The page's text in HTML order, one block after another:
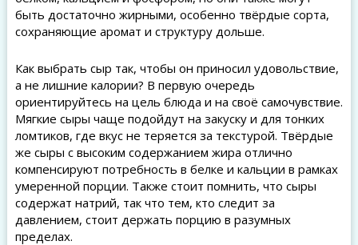
быть достаточно жирными, особенно твёрдые сорта,
сохраняющие аромат и структуру дольше.
Как выбрать сыр так, чтобы он приносил удовольствие,
а не лишние калории? В первую очередь
ориентируйтесь на цель блюда и на своё самочувствие.
Мягкие сыры чаще подойдут на закуску и для тонких
ломтиков, где вкус не теряется за текстурой. Твёрдые
же сыры с высоким содержанием жира отлично
компенсируют потребность в белке и кальции в рамках
умеренной порции. Также стоит помнить, что сыры
содержат натрий, так что тем, кто следит за
давлением, стоит держать порцию в разумных
пределах.